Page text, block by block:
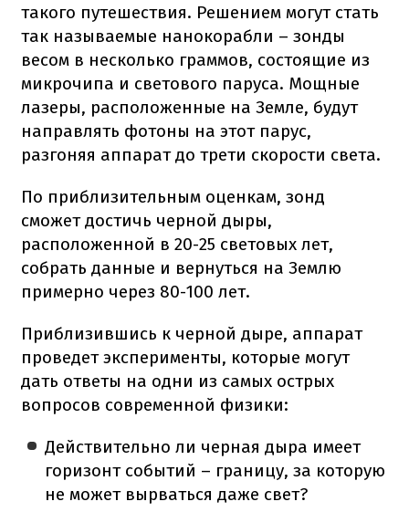
такого путешествия. Решением могут стать
так называемые нанокорабли – зонды
весом в несколько граммов, состоящие из
микрочипа и светового паруса. Мощные
лазеры, расположенные на Земле, будут
направлять фотоны на этот парус,
разгоняя аппарат до трети скорости света.
По приблизительным оценкам, зонд
сможет достичь черной дыры,
расположенной в 20-25 световых лет,
собрать данные и вернуться на Землю
примерно через 80-100 лет.
Приблизившись к черной дыре, аппарат
проведет эксперименты, которые могут
дать ответы на одни из самых острых
вопросов современной физики:
Действительно ли черная дыра имеет
горизонт событий – границу, за которую
не может вырваться даже свет?